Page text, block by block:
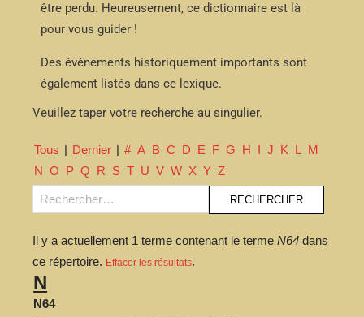
être perdu. Heureusement, ce dictionnaire est là
pour vous guider !
Des événements historiquement importants sont
également listés dans ce lexique.
Veuillez taper votre recherche au singulier.
Tous | Dernier | # A B C D E F G H I J K L
M
N O P Q R S T U V W X Y Z
Il y a actuellement 1 terme contenant le terme N64 dans
ce répertoire. Effacer les résultats.
N
N64